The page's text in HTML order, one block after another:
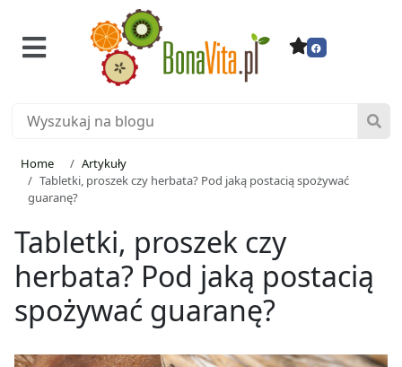
Home
Artykuły
Tabletki, proszek czy herbata? Pod jaką postacią spożywać
guaranę?
Tabletki, proszek czy
herbata? Pod jaką postacią
spożywać guaranę?